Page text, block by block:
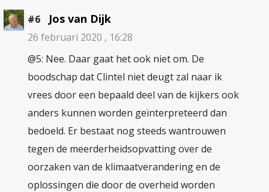
#6 Jos van Dijk
26 februari 2020 , 16:28
@5: Nee. Daar gaat het ook niet om. De
boodschap dat Clintel niet deugt zal naar ik
vrees door een bepaald deel van de kijkers ook
anders kunnen worden geïnterpreteerd dan
bedoeld. Er bestaat nog steeds wantrouwen
tegen de meerderheidsopvatting over de
oorzaken van de klimaatverandering en de
oplossingen die door de overheid worden